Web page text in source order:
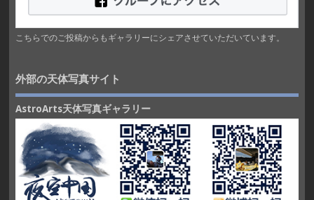
こちらでのご投稿からもギャラリーにシェアさせていただいています。
外部の天体写真サイト
AstroArts天体写真ギャラリー